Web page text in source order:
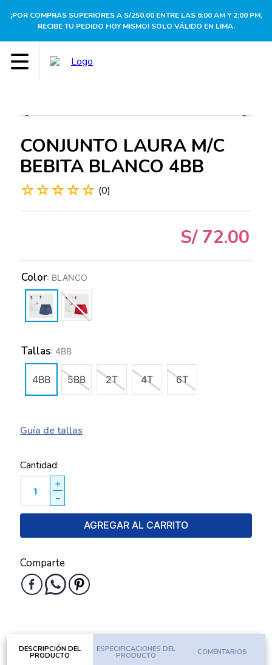
¡POR COMPRAS SUPERIORES A S/250.00 ENTRE LAS 6:00 AM Y 2:00 PM,
RECIBE TU PEDIDO HOY MISMO! SOLO VÁLIDO EN LIMA.
CONJUNTO LAURA M/C
BEBITA BLANCO 4BB
☆☆☆☆☆ (0)
S/ 72.00
Tallas: 4BB
4BB 5BB 2T 4T 6T
Color: BLANCO
Guía de tallas
Cantidad
＋
－
AGREGAR AL CARRITO
Comparte
DESCRIPCIÓN DEL
PRODUCTO
ESPECIFICACIONES DEL
PRODUCTO COMENTARIOS